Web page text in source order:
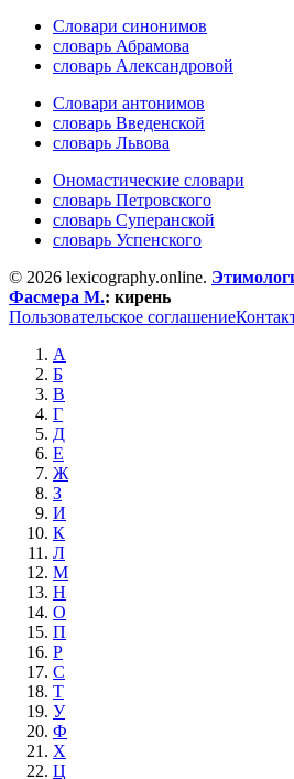
Словари синонимов
словарь Абрамова
словарь Александровой
Словари антонимов
словарь Введенской
словарь Львова
Ономастические словари
словарь Петровского
словарь Суперанской
словарь Успенского
© 2026 lexicography.online.
Фасмера М.: кирень
Пользовательское соглашение
А
Б
В
Г
Д
Е
Ж
З
И
К
Л
М
Н
О
П
Р
С
Т
У
Ф
Х
Ц